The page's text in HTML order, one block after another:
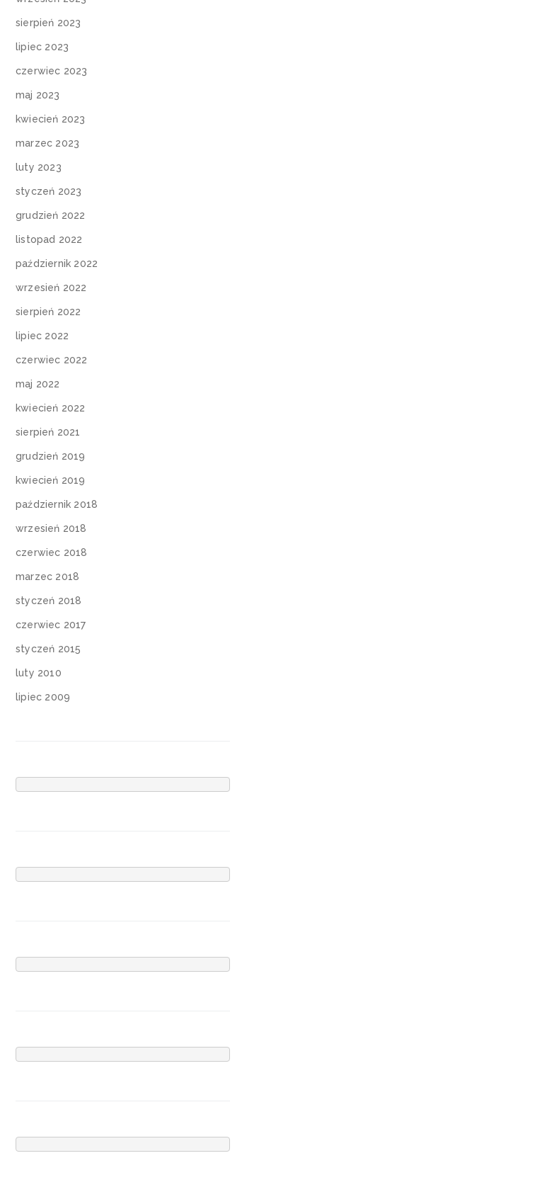
sierpień 2023
lipiec 2023
czerwiec 2023
maj 2023
kwiecień 2023
marzec 2023
luty 2023
styczeń 2023
grudzień 2022
listopad 2022
październik 2022
wrzesień 2022
sierpień 2022
lipiec 2022
czerwiec 2022
maj 2022
kwiecień 2022
sierpień 2021
grudzień 2019
kwiecień 2019
październik 2018
wrzesień 2018
czerwiec 2018
marzec 2018
styczeń 2018
czerwiec 2017
styczeń 2015
luty 2010
lipiec 2009